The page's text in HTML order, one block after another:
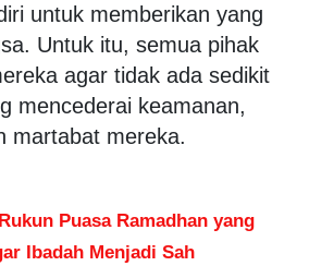
untuk memberikan yang
Untuk itu, semua pihak
agar tidak ada sedikit
mencederai keamanan,
martabat mereka.
Puasa Ramadhan yang
Ibadah Menjadi Sah